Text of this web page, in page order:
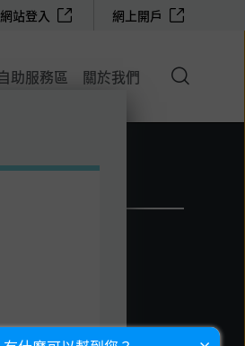
助服務區 關於我們
站登入 網上開戶
搜